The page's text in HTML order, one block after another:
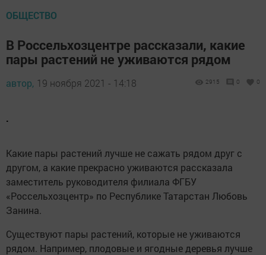
ОБЩЕСТВО
В Россельхозцентре рассказали, какие
пары растений не уживаются рядом
автор, 19 ноября 2021 - 14:18 2915 0 0
.
Какие пары растений лучше не сажать рядом друг с
другом, а какие прекрасно уживаются рассказала
заместитель руководителя филиала ФГБУ
«Россельхозцентр» по Республике Татарстан Любовь
Занина.
Существуют пары растений, которые не уживаются
рядом. Например, плодовые и ягодные деревья лучше